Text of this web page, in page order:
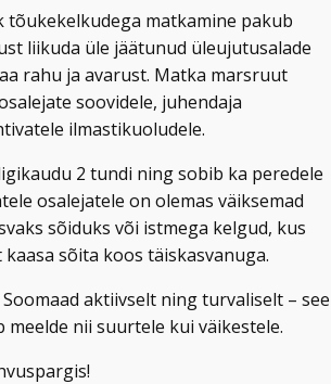
tõukekelkudega matkamine pakub
liikuda üle jäätunud üleujutusalade
rahu ja avarust. Matka marsruut
soovidele, juhendaja
ilmastikuoludele.
2 tundi ning sobib ka peredele
osalejatele on olemas väiksemad
sõiduks või istmega kelgud, kus
sõita koos täiskasvanuga.
aktiivselt ning turvaliselt – see
meelde nii suurtele kui väikestele.